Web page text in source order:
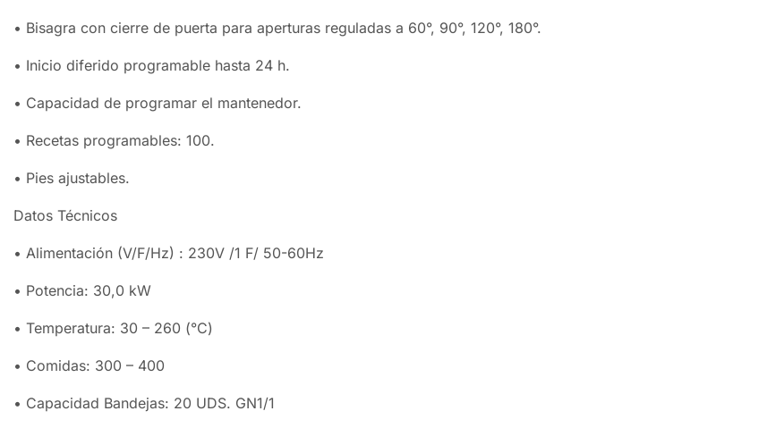
• Bisagra con cierre de puerta para aperturas reguladas a 60°, 90°, 120°, 180°.
• Inicio diferido programable hasta 24 h.
• Capacidad de programar el mantenedor.
• Recetas programables: 100.
• Pies ajustables.
Datos Técnicos
• Alimentación (V/F/Hz) : 230V /1 F/ 50-60Hz
• Potencia: 30,0 kW
• Temperatura: 30 – 260 (°C)
• Comidas: 300 – 400
• Capacidad Bandejas: 20 UDS. GN1/1